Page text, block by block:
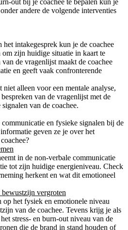
andere de volgende interventies
intakegesprek kun je de coachee
om zijn huidige situatie in kaart te
de vragenlijst maakt de coachee
en geeft vaak confronterende
alleen voor een mentale analyse,
van de vragenlijst met de
van de coachee.
en fysieke signalen bij de
geven ze je over het
in de non-verbale communicatie
tot zijn huidige energieniveau. Check
herkent en wat dit emotioneel
vergroten
op het fysiek en emotionele niveau
van de coachee. Tevens krijg je als
stress- en burn-out niveau van de
die de brand in stand houden of